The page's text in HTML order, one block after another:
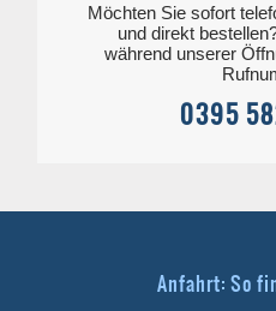
Möchten Sie sofort
und direkt
während unserer
0395
Anfahrt: So